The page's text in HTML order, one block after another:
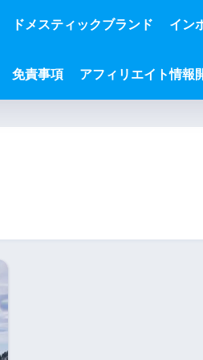
ドメスティックブランド イン
免責事項 アフィリエイト情報